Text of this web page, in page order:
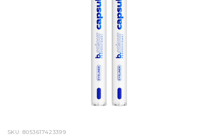
SKU: 8053617423399